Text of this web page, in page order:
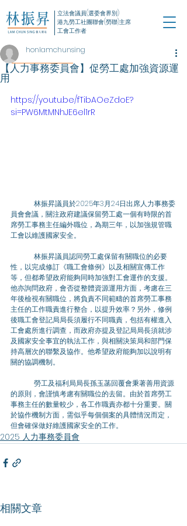
立法會議員(選委會界別)
港九勞工社團聯會(勞聯)主席
工會工作者
【人力事務委員會】促勞工處加強資源運
用
honlamchunsing
https://youtu.be/fTibAOeZdoE?
si=PW6MtMNhJE6el1rR
員會會議，關注政府建議保留勞工處一個有時限的首
席勞工事務主任編外職位，為期三年，以加強規管職
工會以維護國家安全。
性，以完成修訂《職工會條例》以及相關宣傳工作
等，但都希望政府能夠同時加強對工會運作的支援。
他亦詢問政府，會否從整體資源運用方面，考慮在三
年後檢視有關職位，將負責不同範疇的首席勞工事務
主任的工作職責進行整合，以提升效率？另外，修例
後職工會登記局局長須履行不同職責，包括有權進入
工會處所進行調查，而政府亦提及登記局局長須就涉
及國家安全事宜的執法工作，與相關決策局和部門保
持高層次的聯繫及協作。他希望政府能夠加以說明有
關的協調機制。
的原則，會謹慎考慮有關職位的去留。由於首席勞工
事務主任的數量較少，各工作職責亦都十分重要。關
於協作機制方面，需似乎每個個案的具體情況而定，
但會確保做好維護國家安全的工作。
2025 人力事務委員會
相關文章